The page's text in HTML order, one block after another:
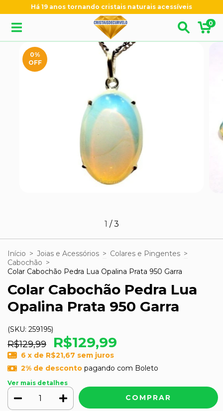
Há 19 anos tornando cristais naturais acessíveis
0
0%
OFF
1 /3
Início > Joias e Acessórios > Colares e Pingentes >
Cabochão >
Colar Cabochão Pedra Lua Opalina Prata 950 Garra
Colar Cabochão Pedra Lua
Opalina Prata 950 Garra
(SKU: 259195)
R$129,99 R$129,99
6 x de R$21,67 sem juros
2% de descontopagando com Boleto
Ver mais detalhes